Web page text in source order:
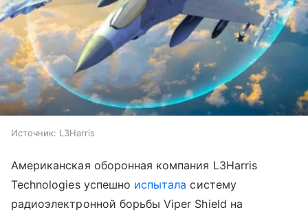
Источник: L3Harris
Американская оборонная компания L3Harris
Technologies успешно испытала систему
радиоэлектронной борьбы Viper Shield на